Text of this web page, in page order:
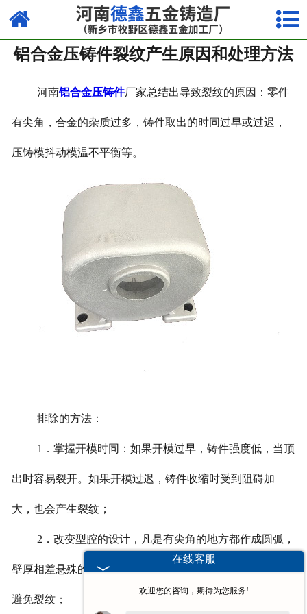
网站首页
走进我们
产品中心
荣誉资质
铝合金压铸件裂纹产生原因和处理方法
河南铝合金压铸件厂家总结出导致裂纹的原因：零件
有尖角，合金的杂质过多，铸件取出的时同过早或过迟，
压铸模抖动模温不平衡等。
排除的方法：
1 ．掌握开模时同：如果开模过早，铸件强度低，当顶
出时容易裂开。如果开模过迟，铸件收缩时受到阻碍加
大，也会产生裂纹；
2．改变型腔的设计，凡是有尖角的地方都作成圆弧，
壁厚相差悬殊的地方，修成圆弧过渡，即消除应力集中，
避免裂纹；
在线客服
欢迎您的咨询，期待为您服务!